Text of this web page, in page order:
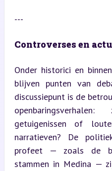
---
Controverses en
Onder historici en
blijven punten van
discussiepunt is de
getuigenissen of
narratieven? De
profeet — zoals de
stammen in Medina —